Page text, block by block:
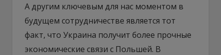
А другим ключевым для нас моментом в
будущем сотрудничестве является тот
факт, что Украина получит более прочные
экономические связи с Польшей. В